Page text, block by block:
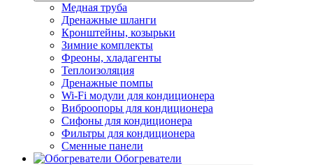
Медная труба
Дренажные шланги
Кронштейны, козырьки
Зимние комплекты
Фреоны, хладагенты
Теплоизоляция
Дренажные помпы
Wi-Fi модули для кондиционера
Виброопоры для кондиционера
Сифоны для кондиционера
Фильтры для кондиционера
Сменные панели
Обогреватели